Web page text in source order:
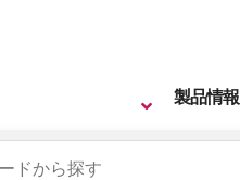
製品情報